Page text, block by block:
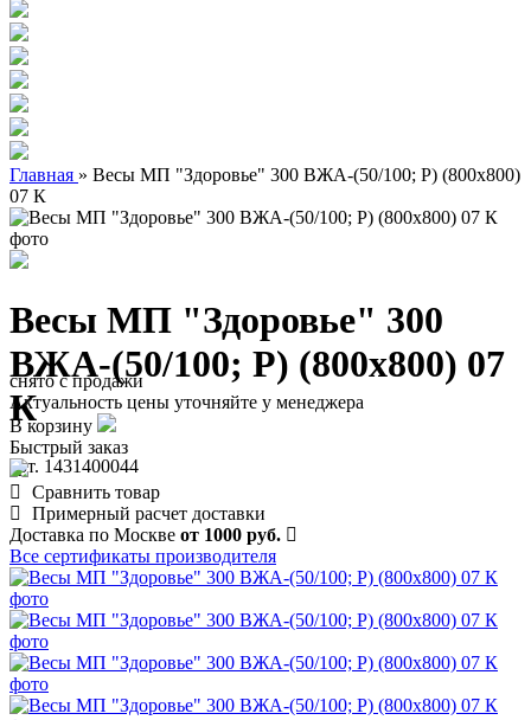
Главная » Весы МП "Здоровье" 300 ВЖА-(50/100; Р) (800х800)
07 К
Весы МП "Здоровье" 300
ВЖА-(50/100; Р) (800х800) 07
К
арт. 1431400044
снято с продажи
Актуальность цены уточняйте у менеджера
В корзину
Быстрый заказ
Сравнить товар
Примерный расчет доставки
Доставка по Москве от 1000 руб.
Все сертификаты производителя